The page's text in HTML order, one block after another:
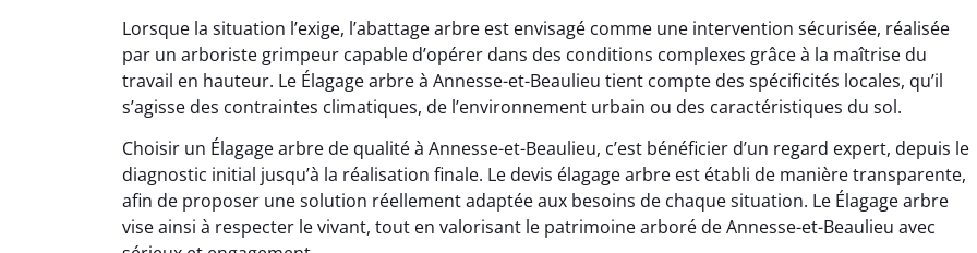
Lorsque la situation l’exige, l’abattage arbre est envisagé comme une intervention sécurisée, réalisée
par un arboriste grimpeur capable d’opérer dans des conditions complexes grâce à la maîtrise du
travail en hauteur. Le Élagage arbre à Annesse-et-Beaulieu tient compte des spécificités locales, qu’il
s’agisse des contraintes climatiques, de l’environnement urbain ou des caractéristiques du sol.
Choisir un Élagage arbre de qualité à Annesse-et-Beaulieu, c’est bénéficier d’un regard expert, depuis le
diagnostic initial jusqu’à la réalisation finale. Le devis élagage arbre est établi de manière transparente,
afin de proposer une solution réellement adaptée aux besoins de chaque situation. Le Élagage arbre
vise ainsi à respecter le vivant, tout en valorisant le patrimoine arboré de Annesse-et-Beaulieu avec